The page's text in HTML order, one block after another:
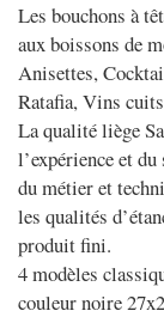
Les bouchons à
aux boissons de
Anisettes,
Ratafia, Vins
La qualité liège
l’expérience et
du métier et
les qualités
produit fini.
4 modèles
couleur noire